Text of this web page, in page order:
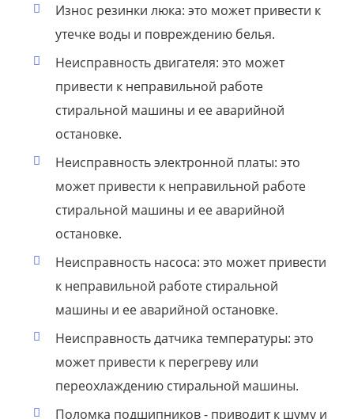
Износ резинки люка: это может привести к
утечке воды и повреждению белья.
Неисправность двигателя: это может
привести к неправильной работе
стиральной машины и ее аварийной
остановке.
Неисправность электронной платы: это
может привести к неправильной работе
стиральной машины и ее аварийной
остановке.
Неисправность насоса: это может привести
к неправильной работе стиральной
машины и ее аварийной остановке.
Неисправность датчика температуры: это
может привести к перегреву или
переохлаждению стиральной машины.
Поломка подшипников - приводит к шуму и